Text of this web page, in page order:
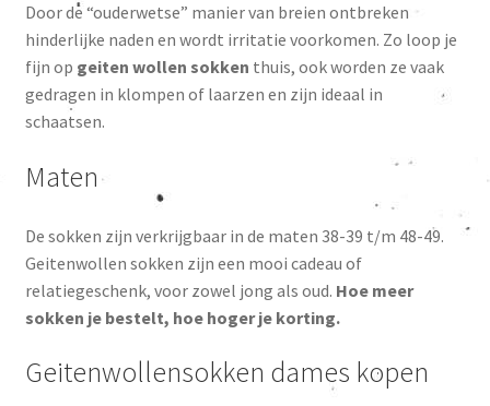
Door de “ouderwetse” manier van breien ontbreken
hinderlijke naden en wordt irritatie voorkomen. Zo loop je
fijn op geiten wollen sokken thuis, ook worden ze vaak
gedragen in klompen of laarzen en zijn ideaal in
schaatsen.
Maten
De sokken zijn verkrijgbaar in de maten 38-39 t/m 48-49.
Geitenwollen sokken zijn een mooi cadeau of
relatiegeschenk, voor zowel jong als oud. Hoe meer
sokken je bestelt, hoe hoger je korting.
Geitenwollensokken dames kopen